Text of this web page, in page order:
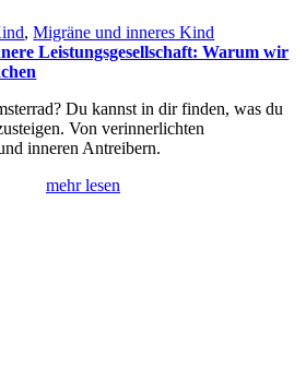
,Migräne und inneres Kind
Leistungsgesellschaft: Warum wir
Du kannst in dir finden, was du
Von verinnerlichten
inneren Antreibern.
mehr lesen